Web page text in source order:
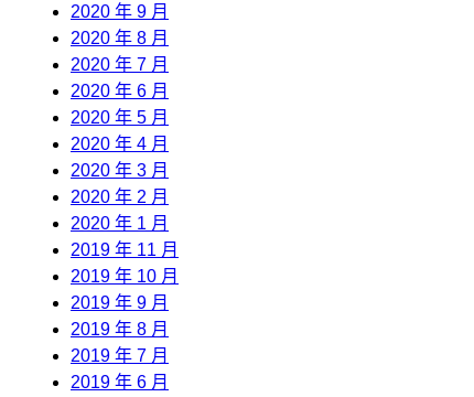
2020 年 9 月
2020 年 8 月
2020 年 7 月
2020 年 6 月
2020 年 5 月
2020 年 4 月
2020 年 3 月
2020 年 2 月
2020 年 1 月
2019 年 11 月
2019 年 10 月
2019 年 9 月
2019 年 8 月
2019 年 7 月
2019 年 6 月